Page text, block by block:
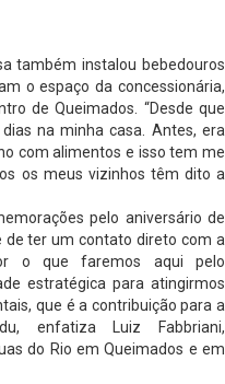
também instalou bebedouros
o espaço da concessionária,
de Queimados. “Desde que
na minha casa. Antes, era
com alimentos e isso tem me
os meus vizinhos têm dito a
pelo aniversário de
de ter um contato direto com a
o que faremos aqui pelo
estratégica para atingirmos
que é a contribuição para a
enfatiza Luiz Fabbriani,
do Rio em Queimados e em